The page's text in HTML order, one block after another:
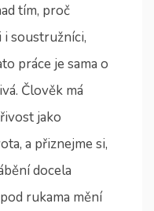
tím, proč
soustružníci,
práce je sama o
Člověk má
jako
a přiznejme si,
docela
rukama mění